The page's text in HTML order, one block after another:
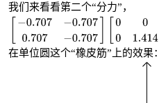
我们来看看第二个“分力”，
在单位圆这个“橡皮筋”上的效果：